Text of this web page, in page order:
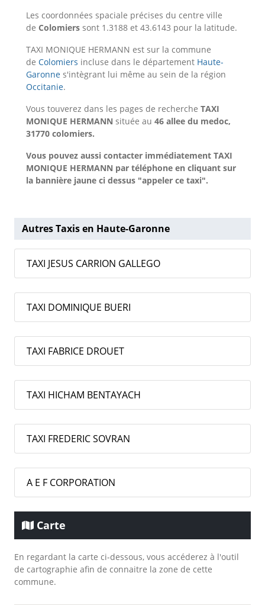
Les coordonnées spaciale précises du centre ville
de Colomiers sont 1.3188 et 43.6143 pour la latitude.
TAXI MONIQUE HERMANN est sur la commune
de Colomiers incluse dans le département Haute-
Garonne s'intègrant lui même au sein de la région
Occitanie.
Vous touverez dans les pages de recherche TAXI
MONIQUE HERMANN située au 46 allee du medoc,
31770 colomiers.
Vous pouvez aussi contacter immédiatement TAXI
MONIQUE HERMANN par téléphone en cliquant sur
la bannière jaune ci dessus "appeler ce taxi".
Autres Taxis en Haute-Garonne
TAXI JESUS CARRION GALLEGO
TAXI DOMINIQUE BUERI
TAXI FABRICE DROUET
TAXI HICHAM BENTAYACH
TAXI FREDERIC SOVRAN
A E F CORPORATION
Carte
En regardant la carte ci-dessous, vous accéderez à l'outil
de cartographie afin de connaitre la zone de cette
commune.